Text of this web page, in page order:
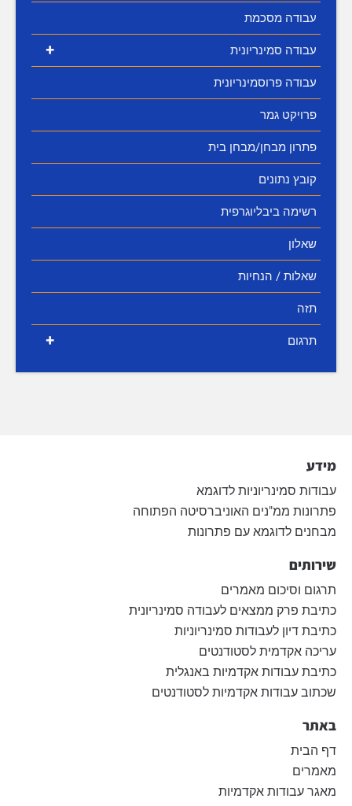
עבודה מסכמת
+
עבודה סמינריונית
עבודה פרוסמינריונית
פרויקט גמר
פתרון מבחן/מבחן בית
קובץ נתונים
רשימה ביבליוגרפית
שאלון
שאלות / הנחיות
תזה
+ תרגום
מידע
עבודות סמינריוניות לדוגמא
פתרונות ממ"נים האוניברסיטה הפתוחה
מבחנים לדוגמא עם פתרונות
שירותים
תרגום וסיכום מאמרים
כתיבת פרק ממצאים לעבודה סמינריונית
כתיבת דיון לעבודות סמינריוניות
עריכה אקדמית לסטודנטים
כתיבת עבודות אקדמיות באנגלית
שכתוב עבודות אקדמיות לסטודנטים
באתר
דף הבית
מאמרים
מאגר עבודות אקדמיות